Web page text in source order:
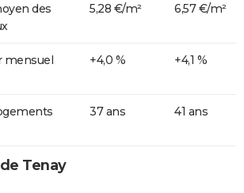
des
5,28 €/m² 6,57 €/m²
mensuel
+4,0 % +4,1 %
37 ans 41 ans
Tenay